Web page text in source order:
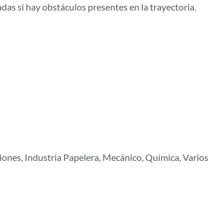
si hay obstáculos presentes en la trayectoria.
Industria Papelera, Mecánico, Química, Varios